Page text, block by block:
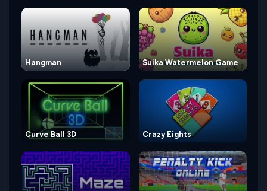
Hangman Suika Watermelon Game
Curve Ball 3D Crazy Eights